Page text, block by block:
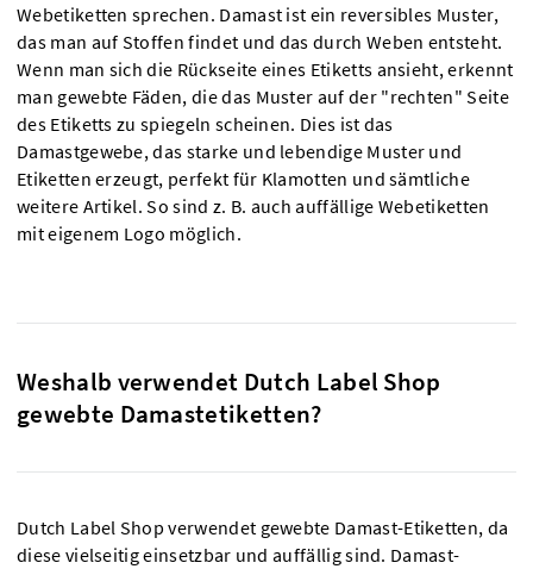
Webetiketten sprechen. Damast ist ein reversibles Muster,
das man auf Stoffen findet und das durch Weben entsteht.
Wenn man sich die Rückseite eines Etiketts ansieht, erkennt
man gewebte Fäden, die das Muster auf der "rechten" Seite
des Etiketts zu spiegeln scheinen. Dies ist das
Damastgewebe, das starke und lebendige Muster und
Etiketten erzeugt, perfekt für Klamotten und sämtliche
weitere Artikel. So sind z. B. auch auffällige Webetiketten
mit eigenem Logo möglich.
Weshalb verwendet Dutch Label Shop
gewebte Damastetiketten?
Dutch Label Shop verwendet gewebte Damast-Etiketten, da
diese vielseitig einsetzbar und auffällig sind. Damast-